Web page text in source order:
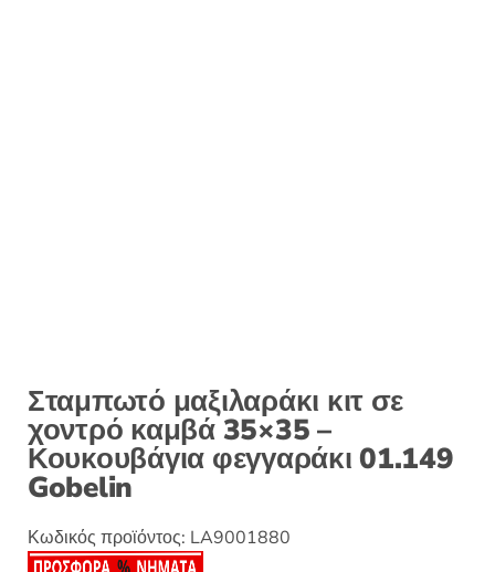
Σταμπωτό μαξιλαράκι κιτ σε
χοντρό καμβά 35×35 –
Κουκουβάγια φεγγαράκι 01.149
Gobelin
Κωδικός προϊόντος: LA9001880